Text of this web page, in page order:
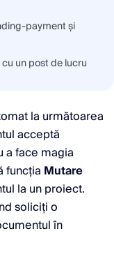
payment și
un post de lucru
la următoarea
acceptă
a face magia
funcția Mutare
la un proiect.
soliciți o
în